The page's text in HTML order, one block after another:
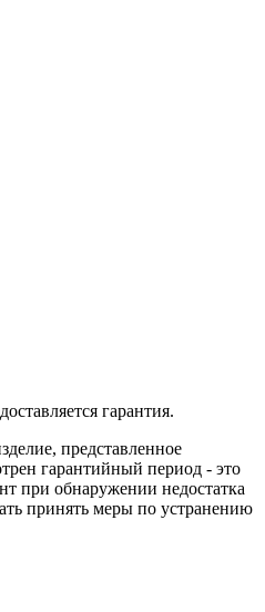
гарантия.
представленное
гарантийный период - это
при обнаружении недостатка
принять меры по устранению